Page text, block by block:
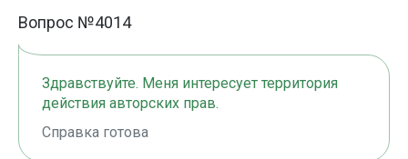
Вопрос №4014
Здравствуйте. Меня интересует территория
действия авторских прав.
Справка готова